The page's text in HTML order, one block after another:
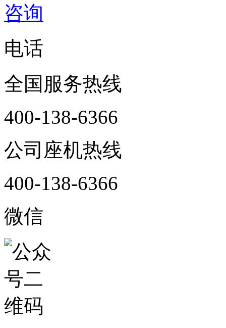
咨询
电话
全国服务热线
400-138-6366
公司座机热线
400-138-6366
微信